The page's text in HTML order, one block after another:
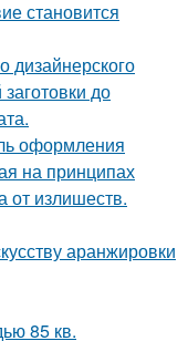
становится
дизайнерского
до
оформления
на принципах
от излишеств.
аранжировки
85 кв.